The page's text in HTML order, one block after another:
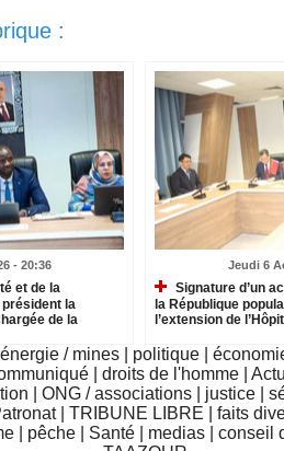
:
- 20:36
et de la
la
de la
Jeudi 6
Signature d’un
la République
l’extension de
énergie / mines politique
|droits de l'homme |
ONG / associations justice
TRIBUNE LIBRE
faits
pêche Santé medias |conseil